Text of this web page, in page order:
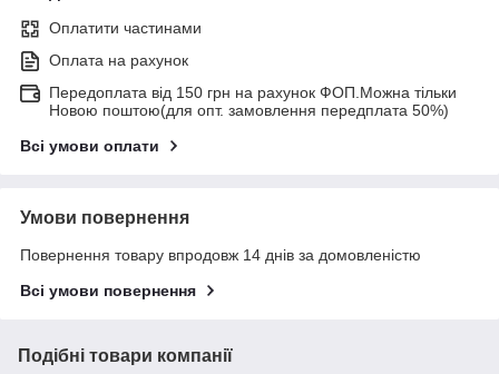
Оплатити частинами
Оплата на рахунок
Передоплата від 150 грн на рахунок ФОП.Можна тільки
Новою поштою(для опт. замовлення передплата 50%)
Всі умови оплати
Умови повернення
Повернення товару впродовж 14 днів за домовленістю
Всі умови повернення
Подібні товари компанії